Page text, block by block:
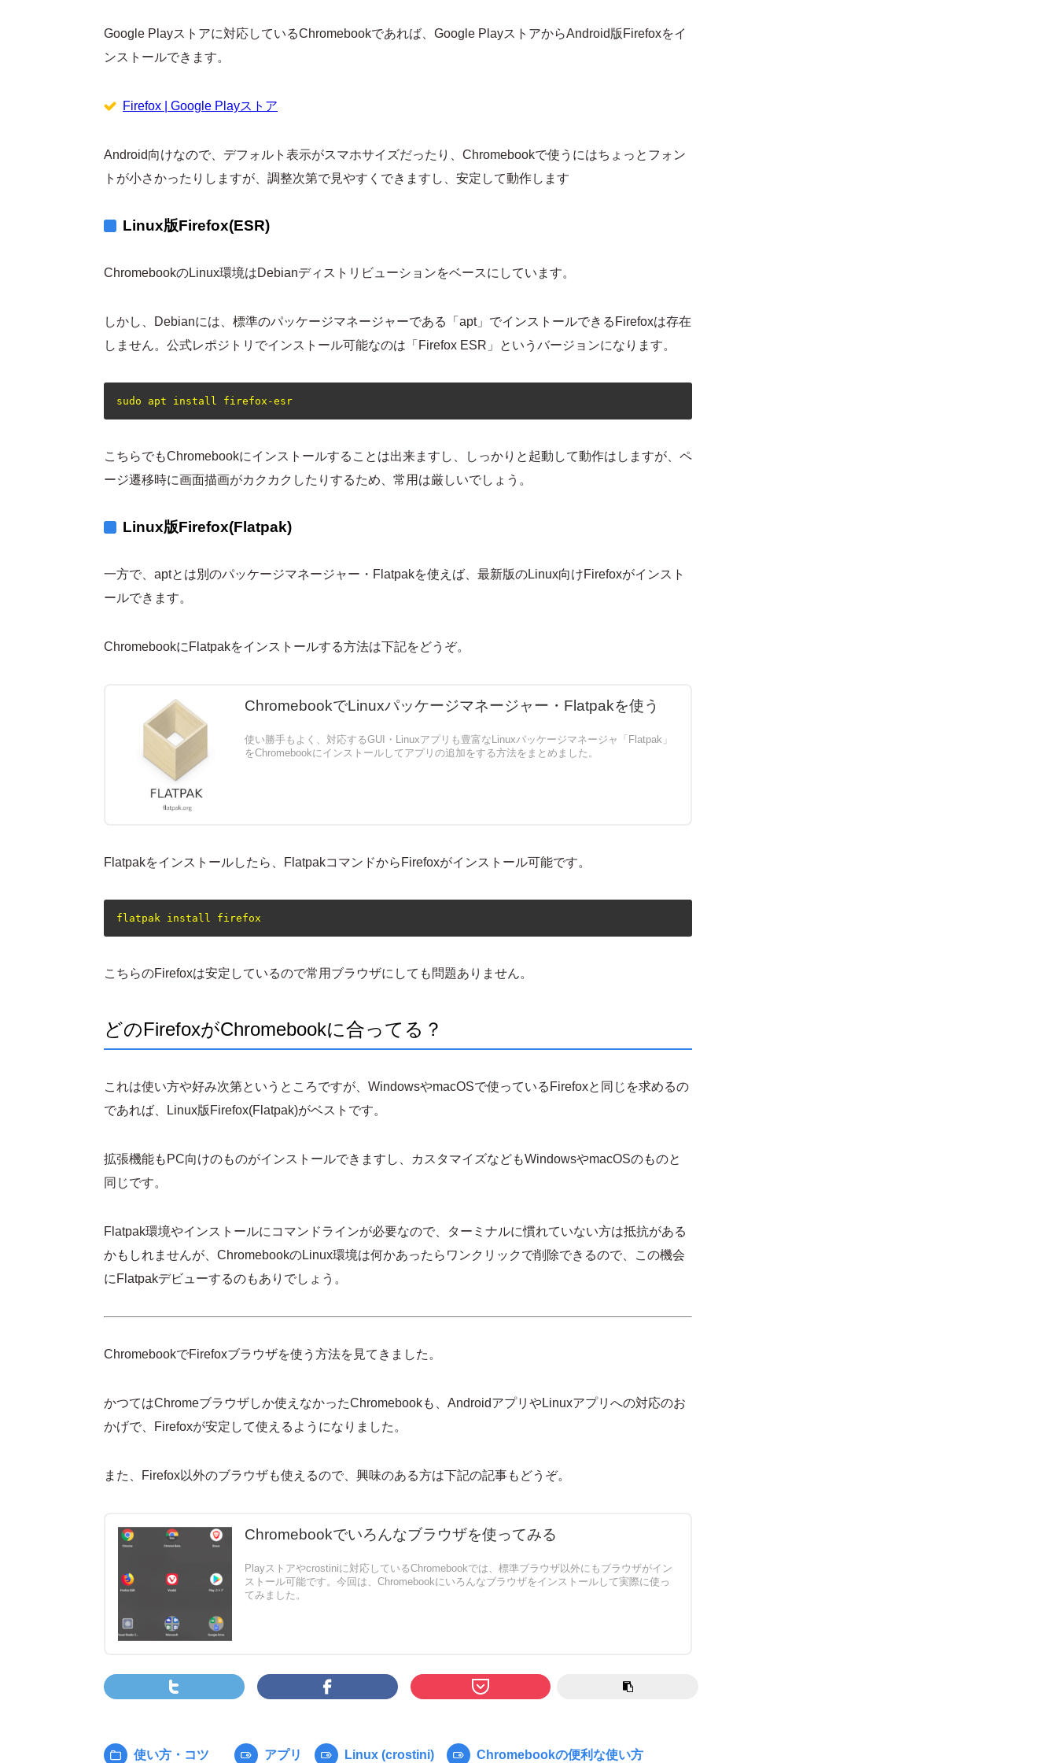
Google Playストアに対応しているChromebookであれば、Google PlayストアからAndroid版Firefoxをイ
ンストールできます。
Firefox | Google Playストア
Android向けなので、デフォルト表示がスマホサイズだったり、Chromebookで使うにはちょっとフォン
トが小さかったりしますが、調整次第で見やすくできますし、安定して動作します
Linux版Firefox(ESR)
ChromebookのLinux環境はDebianディストリビューションをベースにしています。
しかし、Debianには、標準のパッケージマネージャーである「apt」でインストールできるFirefoxは存在
しません。公式レポジトリでインストール可能なのは「Firefox ESR」というバージョンになります。
こちらでもChromebookにインストールすることは出来ますし、しっかりと起動して動作はしますが、ペ
ージ遷移時に画面描画がカクカクしたりするため、常用は厳しいでしょう。
Linux版Firefox(Flatpak)
一方で、aptとは別のパッケージマネージャー・Flatpakを使えば、最新版のLinux向けFirefoxがインスト
ールできます。
ChromebookにFlatpakをインストールする方法は下記をどうぞ。
ChromebookでLinuxパッケージマネージャー・Flatpakを使う
使い勝手もよく、対応するGUI・Linuxアプリも豊富なLinuxパッケージマネージャ「Flatpak」
をChromebookにインストールしてアプリの追加をする方法をまとめました。
Flatpakをインストールしたら、FlatpakコマンドからFirefoxがインストール可能です。
こちらのFirefoxは安定しているので常用ブラウザにしても問題ありません。
どのFirefoxがChromebookに合ってる？
これは使い方や好み次第というところですが、WindowsやmacOSで使っているFirefoxと同じを求めるの
であれば、Linux版Firefox(Flatpak)がベストです。
拡張機能もPC向けのものがインストールできますし、カスタマイズなどもWindowsやmacOSのものと
同じです。
Flatpak環境やインストールにコマンドラインが必要なので、ターミナルに慣れていない方は抵抗がある
かもしれませんが、ChromebookのLinux環境は何かあったらワンクリックで削除できるので、この機会
にFlatpakデビューするのもありでしょう。
ChromebookでFirefoxブラウザを使う方法を見てきました。
かつてはChromeブラウザしか使えなかったChromebookも、AndroidアプリやLinuxアプリへの対応のお
かげで、Firefoxが安定して使えるようになりました。
また、Firefox以外のブラウザも使えるので、興味のある方は下記の記事もどうぞ。
Chromebookでいろんなブラウザを使ってみる
Playストアやcrostiniに対応しているChromebookでは、標準ブラウザ以外にもブラウザがイン
ストール可能です。今回は、Chromebookにいろんなブラウザをインストールして実際に使っ
てみました。
使い方・コツ アプリ Linux (crostini) Chromebookの便利な使い方